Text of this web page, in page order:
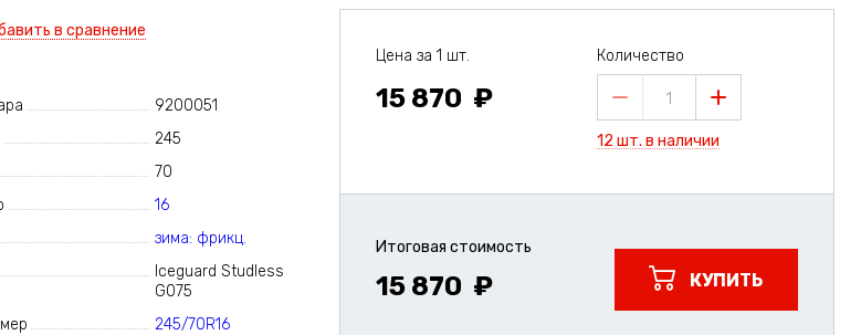
в сравнение
9200051
245
70
16
зима: фрикц.
Iceguard Studless
G075
245/70R16
Цена за 1 шт.
15 870
Количество
1
12 шт. в наличии
Итоговая стоимость
15 870 КУПИТЬ